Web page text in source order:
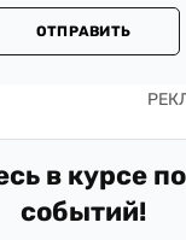
ОТПРАВИТЬ
в курсе
событий!